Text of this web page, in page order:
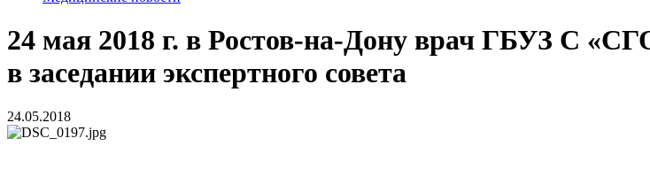
24 мая 2018 г. в Ростов-на-Дону врач ГБУЗ С
в заседании экспертного совета
24.05.2018